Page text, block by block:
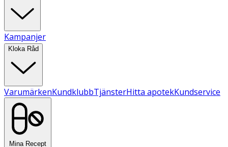
Kampanjer
Kloka Råd
VarumärkenKundklubbTjänsterHitta apotekKundservice
Mina Recept